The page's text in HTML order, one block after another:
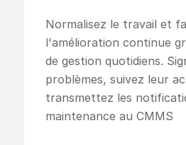
Normalisez le travail et
l'amélioration continue
de gestion quotidiens.
problèmes, suivez leur
transmettez les
maintenance au CMMS